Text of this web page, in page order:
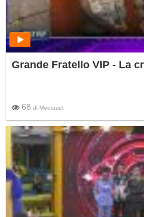
Grande Fratello VIP - La
68 di Mediaset